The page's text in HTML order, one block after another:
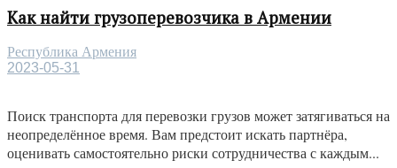
Как найти грузоперевозчика в Армении
Республика Армения
2023-05-31
Поиск транспорта для перевозки грузов может затягиваться на
неопределённое время. Вам предстоит искать партнёра,
оценивать самостоятельно риски сотрудничества с каждым...